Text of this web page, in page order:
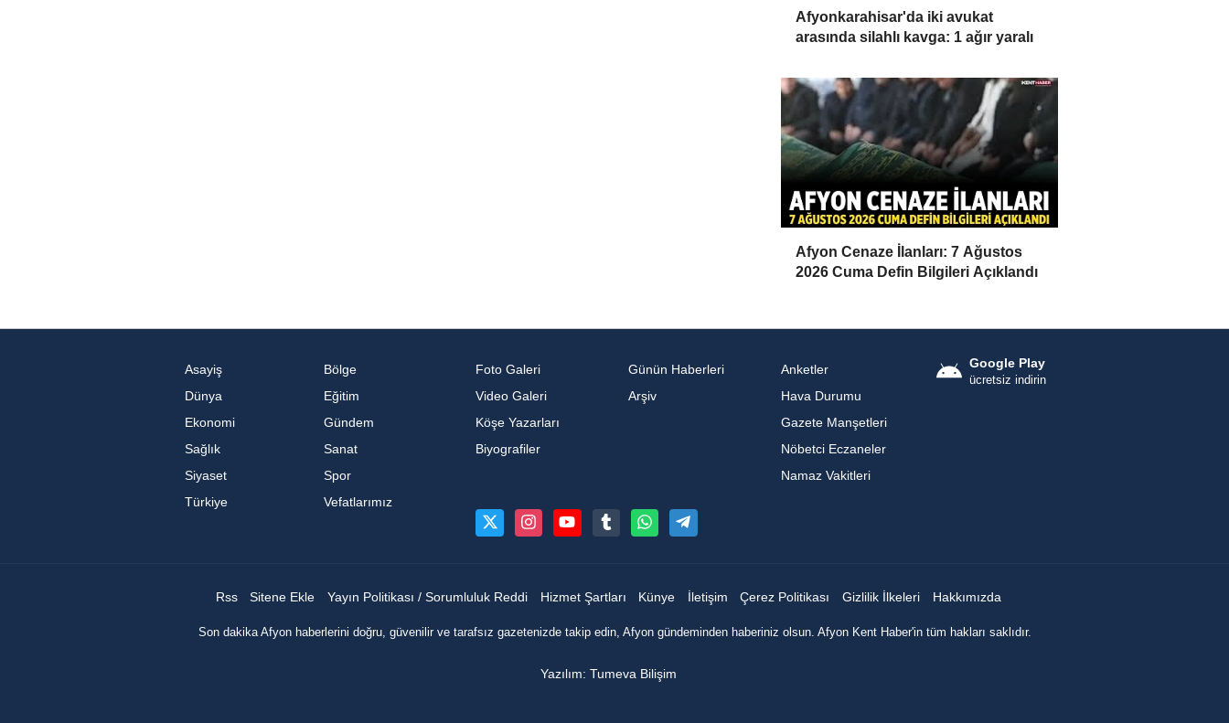
Afyonkarahisar'da iki avukat
arasında silahlı kavga: 1 ağır yaralı
Afyon Cenaze İlanları: 7 Ağustos
2026 Cuma Defin Bilgileri Açıklandı
Asayiş
Bölge
Dünya
Eğitim
Ekonomi
Gündem
Sağlık
Sanat
Siyaset
Spor
Türkiye
Vefatlarımız
Foto Galeri
Video Galeri
Köşe Yazarları
Biyografiler
Günün Haberleri
Arşiv
Anketler
Hava Durumu
Gazete Manşetleri
Nöbetci Eczaneler
Namaz Vakitleri
Google Play
ücretsiz indirin
Rss Sitene Ekle Yayın Politikası / Sorumluluk Reddi Hizmet Şartları Künye İletişim Çerez Politikası Gizlilik İlkeleri Hakkımızda
Son dakika Afyon haberlerini doğru, güvenilir ve tarafsız gazetenizde takip edin, Afyon gündeminden haberiniz olsun. Afyon Kent Haber'in tüm hakları saklıdır.
Yazılım: Tumeva Bilişim